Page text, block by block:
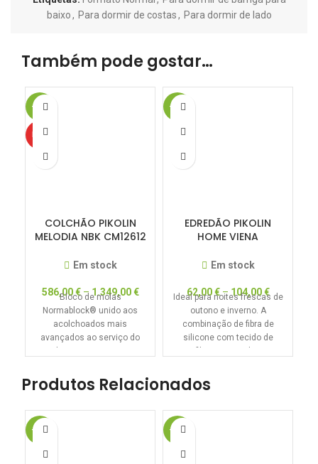
baixo, Para dormir de costas, Para dormir de lado
Também pode gostar…
-50%
HOT
COLCHÃO PIKOLIN
MELODIA NBK CM12612
– 50% DESCONTO
Em stock
586,00€– 1.349,00€
Bloco de molas
Normablock® unido aos
acolchoados mais
avançados ao serviço do
seu descanso e com Visco
-21%
EDREDÃO PIKOLIN
HOME VIENA
OUTONO/ INVERNO
Em stock
62,00€– 104,00€
Ideal para noites frescas de
outono e inverno. A
combinação de fibra de
silicone com tecido de
microfibra com acabamento
Produtos Relacionados
-16% -16%